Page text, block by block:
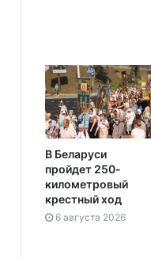
В Беларуси
пройдет 250-
километровый
крестный ход
6 августа 2026